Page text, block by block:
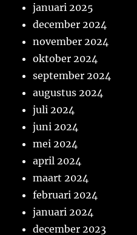
januari 2025
december 2024
november 2024
oktober 2024
september 2024
augustus 2024
juli 2024
juni 2024
mei 2024
april 2024
maart 2024
februari 2024
januari 2024
december 2023